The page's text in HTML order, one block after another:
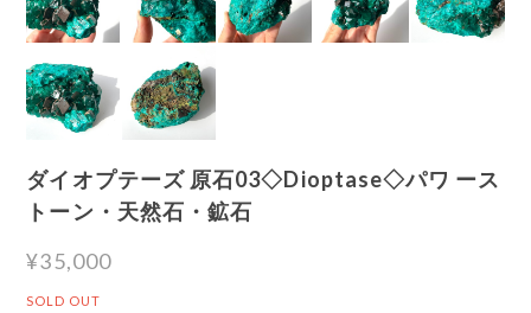
ダイオプテーズ 原石03◇Dioptase◇パワ ース
トーン・天然石・鉱石
¥35,000
SOLD OUT